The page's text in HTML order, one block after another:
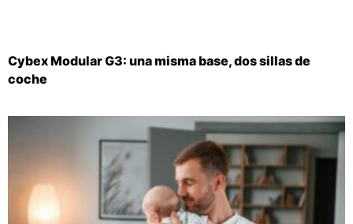
Cybex Modular G3: una misma base, dos sillas de
coche